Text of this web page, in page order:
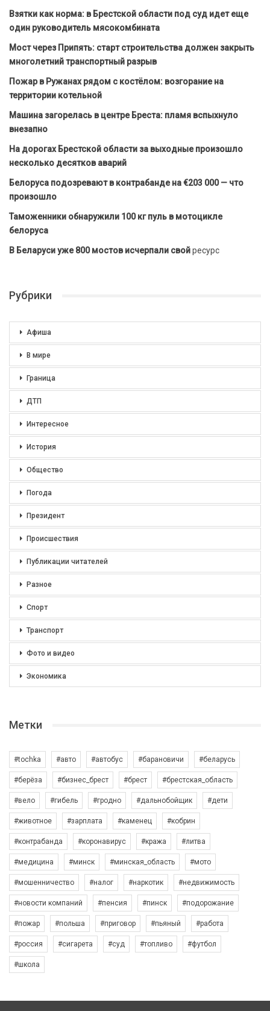
Взятки как норма: в Брестской области под суд идет еще
один руководитель мясокомбината
Мост через Припять: старт строительства должен закрыть
многолетний транспортный разрыв
Пожар в Ружанах рядом с костёлом: возгорание на
территории котельной
Машина загорелась в центре Бреста: пламя вспыхнуло
внезапно
На дорогах Брестской области за выходные произошло
несколько десятков аварий
Белоруса подозревают в контрабанде на €203 000 — что
произошло
Таможенники обнаружили 100 кг пуль в мотоцикле
белоруса
В Беларуси уже 800 мостов исчерпали свойресурс
Рубрики
Афиша
В мире
Граница
ДТП
Интересное
История
Общество
Погода
Президент
Происшествия
Публикации читателей
Разное
Спорт
Транспорт
Фото и видео
Экономика
Метки
#tochka #авто #автобус #барановичи #беларусь
#берёза #бизнес_брест #брест #брестская_область
#вело #гибель #гродно #дальнобойщик #дети
#животное #зарплата #каменец #кобрин
#контрабанда #коронавирус #кража #литва
#медицина #минск #минская_область #мото
#мошенничество #налог #наркотик #недвижимость
#новости компаний #пенсия #пинск #подорожание
#пожар #польша #приговор #пьяный #работа
#россия #сигарета #суд #топливо #футбол
#школа